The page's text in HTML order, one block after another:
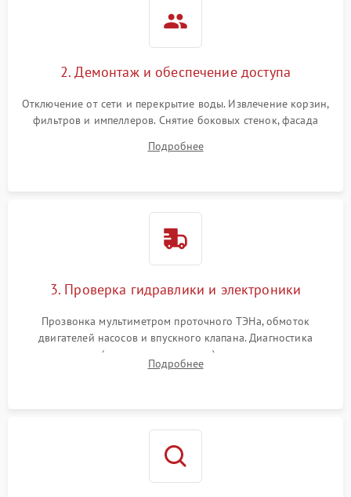
2. Демонтаж и обеспечение доступа
Отключение от сети и перекрытие воды. Извлечение корзин,
фильтров и импеллеров. Снятие боковых стенок, фасада
циркуляционному насосу, ТЭНу и сливной помпе.
Подробнее
3. Проверка гидравлики и электроники
Прозвонка мультиметром проточного ТЭНа, обмоток
двигателей насосов и впускного клапана. Диагностика
прессостата (датчика уровня воды), датчика мутности,
концевика дверцы и электронного модуля управления.
Подробнее